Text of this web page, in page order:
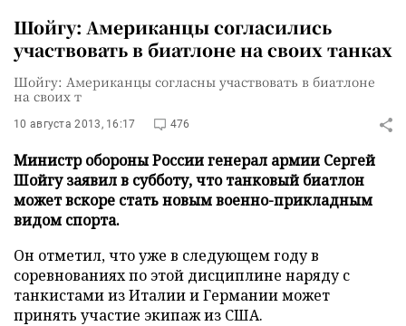
Шойгу: Американцы согласились
участвовать в биатлоне на своих танках
Шойгу: Американцы согласны участвовать в биатлоне
на своих т
10 августа 2013, 16:17 476
Министр обороны России генерал армии Сергей
Шойгу заявил в субботу, что танковый биатлон
может вскоре стать новым военно-прикладным
видом спорта.
Он отметил, что уже в следующем году в
соревнованиях по этой дисциплине наряду с
танкистами из Италии и Германии может
принять участие экипаж из США.